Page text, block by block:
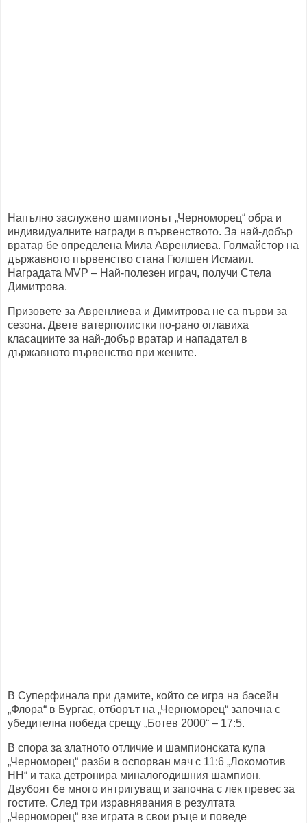
Напълно заслужено шампионът „Черноморец“ обра и
индивидуалните награди в първенството. За най-добър
вратар бе определена Мила Авренлиева. Голмайстор на
държавното първенство стана Гюлшен Исмаил.
Наградата MVP – Най-полезен играч, получи Стела
Димитрова.
Призовете за Авренлиева и Димитрова не са първи за
сезона. Двете ватерполистки по-рано оглавиха
класациите за най-добър вратар и нападател в
държавното първенство при жените.
В Суперфинала при дамите, който се игра на басейн
„Флора“ в Бургас, отборът на „Черноморец“ започна с
убедителна победа срещу „Ботев 2000“ – 17:5.
В спора за златното отличие и шампионската купа
„Черноморец“ разби в оспорван мач с 11:6 „Локомотив
НН“ и така детронира миналогодишния шампион.
Двубоят бе много интригуващ и започна с лек превес за
гостите. След три изравнявания в резултата
„Черноморец“ взе играта в свои ръце и поведе